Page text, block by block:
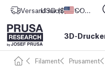
Versand nach
USD ($) CORE One L: Jetzt auf Lager!
3D-
Filament Prusament